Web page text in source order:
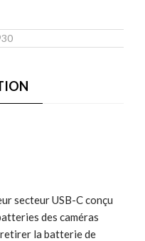
secteur USB-C conçu
des caméras
retirer la batterie de